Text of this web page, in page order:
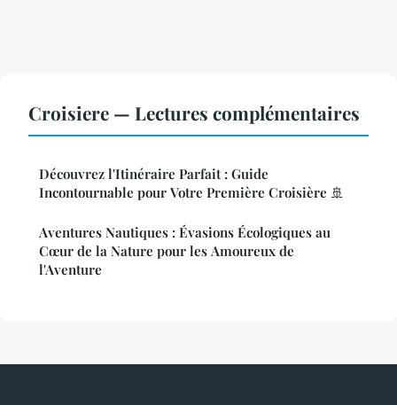
Croisiere — Lectures complémentaires
Découvrez l'Itinéraire Parfait : Guide
Incontournable pour Votre Première Croisière 🚢
Aventures Nautiques : Évasions Écologiques au
Cœur de la Nature pour les Amoureux de
l'Aventure